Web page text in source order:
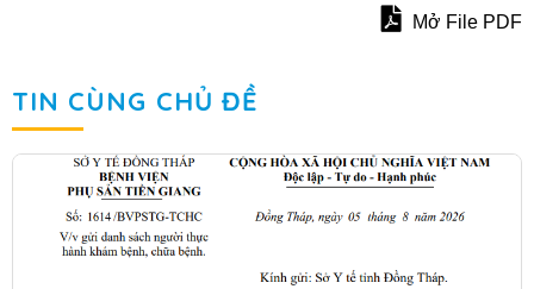
Mở File PDF
TIN CÙNG CHỦ ĐỀ